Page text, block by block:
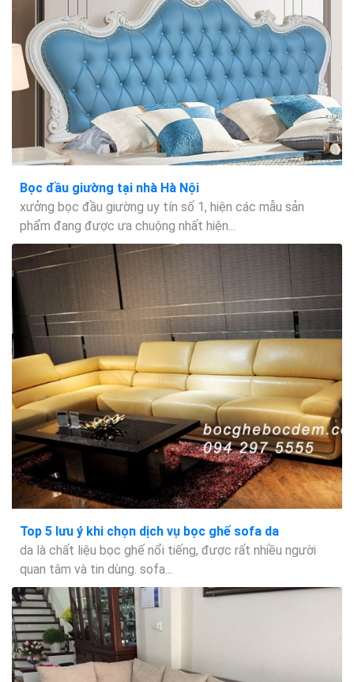
Bọc đầu giường tại nhà Hà Nội
xưởng bọc đầu giường uy tín số 1, hiện các mẫu sản
phẩm đang được ưa chuộng nhất hiện...
Top 5 lưu ý khi chọn dịch vụ bọc ghế sofa da
da là chất liệu bọc ghế nổi tiếng, được rất nhiều người
quan tâm và tin dùng. sofa...